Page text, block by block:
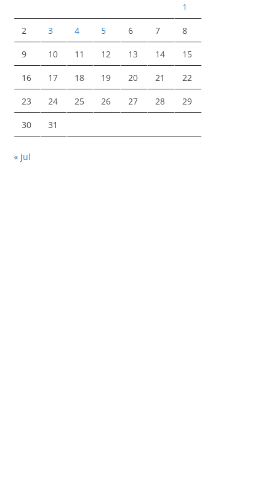
1
2 3 4 5 6 7 8
9 10 11 12 13 14 15
16 17 18 19 20 21 22
23 24 25 26 27 28 29
30 31
« jul